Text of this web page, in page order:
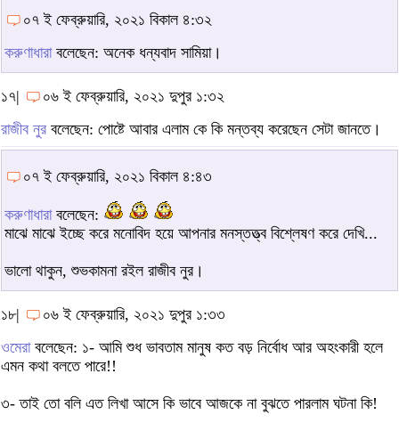
০৭ ই ফেব্রুয়ারি, ২০২১ বিকাল ৪:৩২
করুণাধারাবলেছেন: অনেক ধন্যবাদ সামিয়া।
১৭|
০৬ ই ফেব্রুয়ারি, ২০২১ দুপুর ১:৩২
রাজীব নুর বলেছেন: পোষ্টে আবার এলাম কে কি মন্তব্য করেছেন সেটা জানতে।
০৭ ই ফেব্রুয়ারি, ২০২১ বিকাল ৪:৪৩
করুণাধারাবলেছেন:
মাঝে মাঝে ইচ্ছে করে মনোবিদ হয়ে আপনার মনস্তত্ত্ব বিশ্লেষণ করে দেখি...
ভালো থাকুন, শুভকামনা রইল রাজীব নুর।
১৮|
০৬ ই ফেব্রুয়ারি, ২০২১ দুপুর ১:৩৩
ওমেরাবলেছেন: ১- আমি শুধ ভাবতাম মানুষ কত বড় নির্বোধ আর অহংকারী হলে
এমন কথা বলতে পারে!!
৩- তাই তো বলি এত লিখা আসে কি ভাবে আজকে না বুঝতে পারলাম ঘটনা কি!